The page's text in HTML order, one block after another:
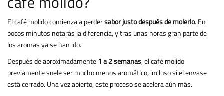
El café molido comienza a perdersabor justo después de molerlo. En
pocos minutos notarás la diferencia, y tras unas horas gran parte de
los aromas ya se han ido.
Después de aproximadamente1 a 2 semanas, el café molido
previamente suele ser mucho menos aromático, incluso si el envase
está cerrado. Una vez abierto, este proceso se acelera aún más.